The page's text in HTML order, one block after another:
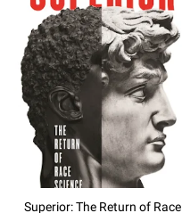
Superior: The Return of Race